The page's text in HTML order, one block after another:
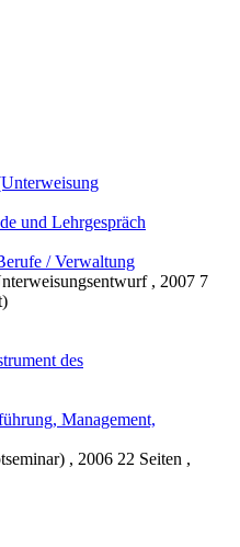
und Lehrgespräch
/ Verwaltung
, 2007 7
des
Management,
, 2006 22 Seiten ,